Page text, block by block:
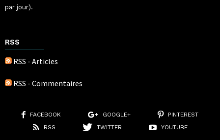
par jour).
RSS
RSS - Articles
RSS - Commentaires
FACEBOOK GOOGLE+
PINTEREST
RSS
TWITTER YOUTUBE